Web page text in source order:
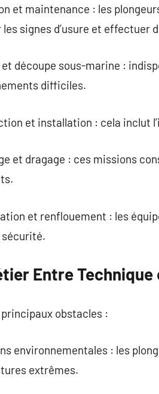
et maintenance : les
signes d’usure et effectuer
et découpe sous-marine :
difficiles.
et installation : cela inclut
et dragage : ces missions
et renflouement : les
Entre
obstacles :
environnementales : les
extrêmes.